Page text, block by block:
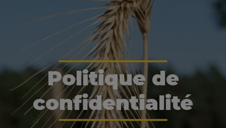
Politique de
confidentialité